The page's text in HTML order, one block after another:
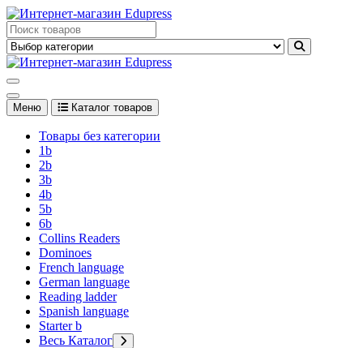
Перейти
к
содержимому
Edupress Uzbekistan, Edupress Узбекистан, книги, учебники на
английском языке
английском языке
Меню Каталог товаров
Товары без категории
1b
2b
3b
4b
5b
6b
Collins Readers
Dominoes
French language
German language
Reading ladder
Spanish language
Starter b
Весь Каталог